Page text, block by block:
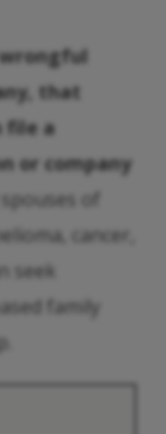
that
file a
or company
of
cancer,
seek
family